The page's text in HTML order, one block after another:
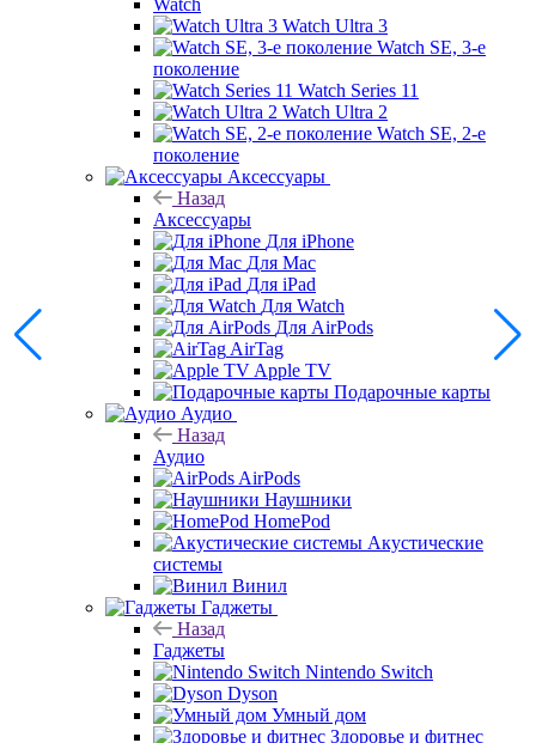
Watch
Watch Ultra 3
Watch SE, 3-е
поколение
Watch Series 11
Watch Ultra 2
Watch SE, 2-е
поколение
Аксессуары
Назад
Аксессуары
Для iPhone
Для Mac
Для iPad
Для Watch
Для AirPods
AirTag
Apple TV
Подарочные карты
Аудио
Назад
Аудио
AirPods
Наушники
HomePod
Акустические
системы
Винил
Гаджеты
Назад
Гаджеты
Nintendo Switch
Dyson
Умный дом
Здоровье и фитнес